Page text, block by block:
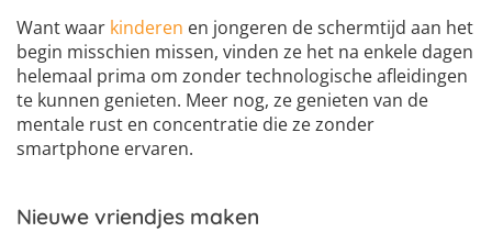
Want waar kinderen en jongeren de schermtijd aan het
begin misschien missen, vinden ze het na enkele dagen
helemaal prima om zonder technologische afleidingen
te kunnen genieten. Meer nog, ze genieten van de
mentale rust en concentratie die ze zonder
smartphone ervaren.
Nieuwe vriendjes maken